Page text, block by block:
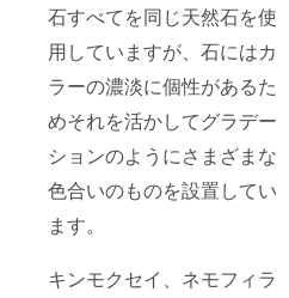
石すべてを同じ天然石を使
用していますが、石にはカ
ラーの濃淡に個性があるた
めそれを活かしてグラデー
ションのようにさまざまな
色合いのものを設置してい
ます。
キンモクセイ、ネモフィラ